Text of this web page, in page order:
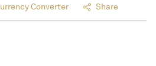
Converter Share